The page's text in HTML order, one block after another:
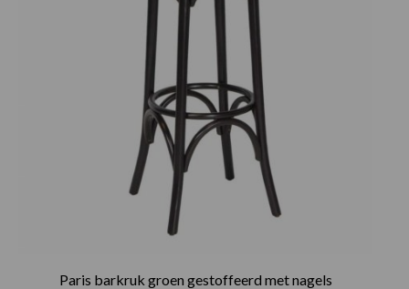
Paris barkruk groen gestoffeerd met nagels